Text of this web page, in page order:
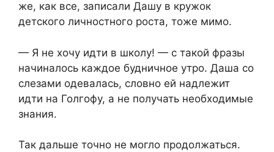
же, как все, записали Дашу в кружок
детского личностного роста, тоже мимо.
— Я не хочу идти в школу! — с такой фразы
начиналось каждое будничное утро. Даша со
слезами одевалась, словно ей надлежит
идти на Голгофу, а не получать необходимые
знания.
Так дальше точно не могло продолжаться.